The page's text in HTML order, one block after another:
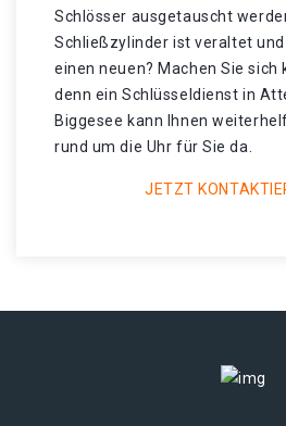
Schlösser ausgetauscht
Schließzylinder ist veraltet
einen neuen? Machen Sie sich
denn ein Schlüsseldienst in
Biggesee kann Ihnen
rund um die Uhr für Sie da.
JETZT